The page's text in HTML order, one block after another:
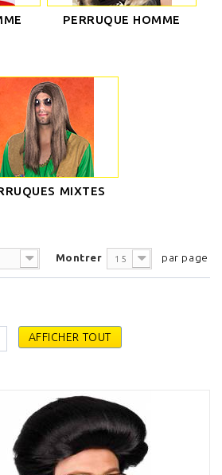
PERRUQUE HOMME
MIXTES
Montrer 15 par page
AFFICHER TOUT